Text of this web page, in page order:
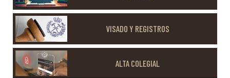
VISADO Y REGISTROS
ALTA COLEGIAL